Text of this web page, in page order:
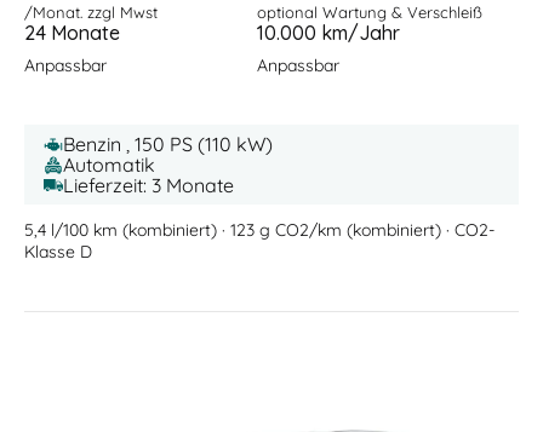
/Monat. zzgl Mwst optional Wartung & Verschleiß
24 Monate
Anpassbar
10.000 km/Jahr
Anpassbar
Benzin , 150 PS (110 kW)
Automatik
Lieferzeit: 3 Monate
5,4 l/100 km (kombiniert) · 123 g CO2/km (kombiniert) · CO2-
Klasse D